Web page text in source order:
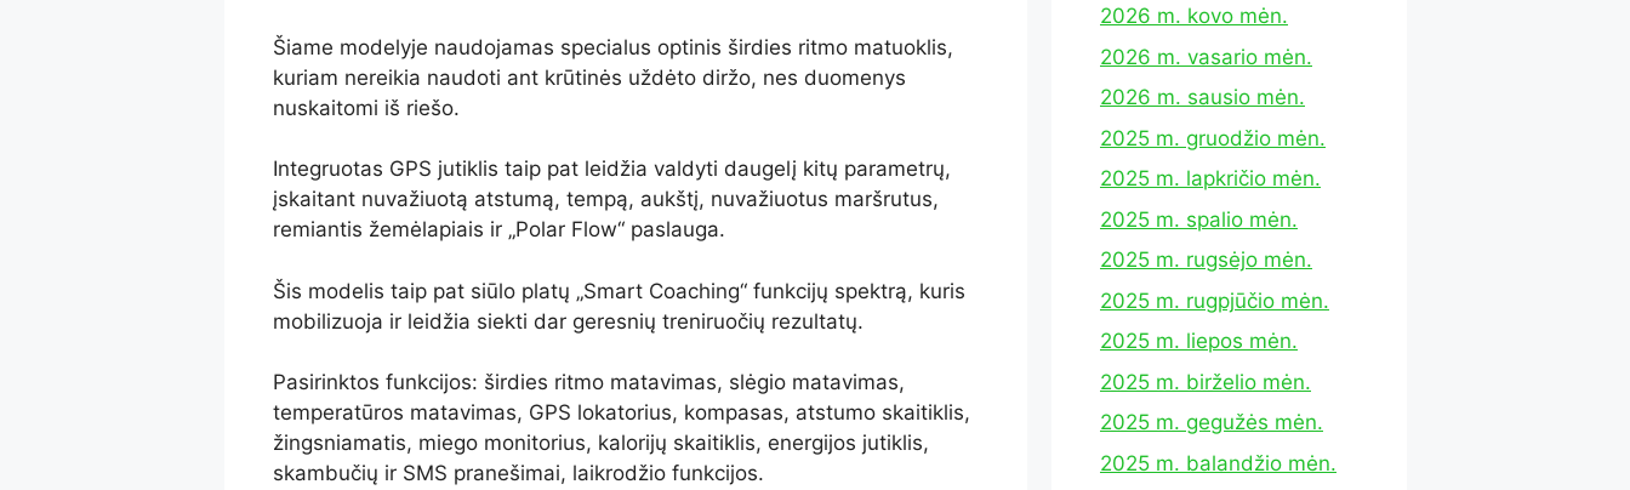
Šiame modelyje naudojamas specialus optinis širdies ritmo matuoklis,
kuriam nereikia naudoti ant krūtinės uždėto diržo, nes duomenys
nuskaitomi iš riešo.
Integruotas GPS jutiklis taip pat leidžia valdyti daugelį kitų parametrų,
įskaitant nuvažiuotą atstumą, tempą, aukštį, nuvažiuotus maršrutus,
remiantis žemėlapiais ir „Polar Flow“ paslauga.
Šis modelis taip pat siūlo platų „Smart Coaching“ funkcijų spektrą, kuris
mobilizuoja ir leidžia siekti dar geresnių treniruočių rezultatų.
Pasirinktos funkcijos: širdies ritmo matavimas, slėgio matavimas,
temperatūros matavimas, GPS lokatorius, kompasas, atstumo skaitiklis,
žingsniamatis, miego monitorius, kalorijų skaitiklis, energijos jutiklis,
skambučių ir SMS pranešimai, laikrodžio funkcijos.
2026 m. kovo mėn.
2026 m. vasario mėn.
2026 m. sausio mėn.
2025 m. gruodžio mėn.
2025 m. lapkričio mėn.
2025 m. spalio mėn.
2025 m. rugsėjo mėn.
2025 m. rugpjūčio mėn.
2025 m. liepos mėn.
2025 m. birželio mėn.
2025 m. gegužės mėn.
2025 m. balandžio mėn.